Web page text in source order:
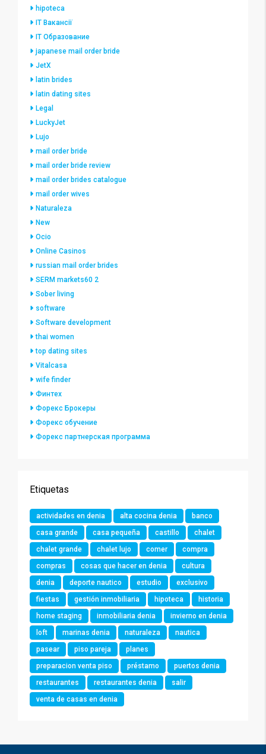
hipoteca
IT Вакансії
IT Образование
japanese mail order bride
JetX
latin brides
latin dating sites
Legal
LuckyJet
Lujo
mail order bride
mail order bride review
mail order brides catalogue
mail order wives
Naturaleza
New
Ocio
Online Casinos
russian mail order brides
SERM markets60 2
Sober living
software
Software development
thai women
top dating sites
Vitalcasa
wife finder
Финтех
Форекс Брокеры
Форекс обучение
Форекс партнерская программа
Etiquetas
actividades en denia alta cocina denia
banco
casa grande
casa pequeña castillo
chalet
chalet grande
chalet lujo comer
compra
compras
cosas que hacer en denia
cultura
denia
deporte nautico estudio
exclusivo
fiestas
gestión inmobiliaria hipoteca
historia
home staging
inmobiliaria denia
invierno en denia
loft
marinas denia naturaleza
nautica
pasear
piso pareja
planes
preparacion venta piso
préstamo
puertos denia
restaurantes
restaurantes denia
salir
venta de casas en denia